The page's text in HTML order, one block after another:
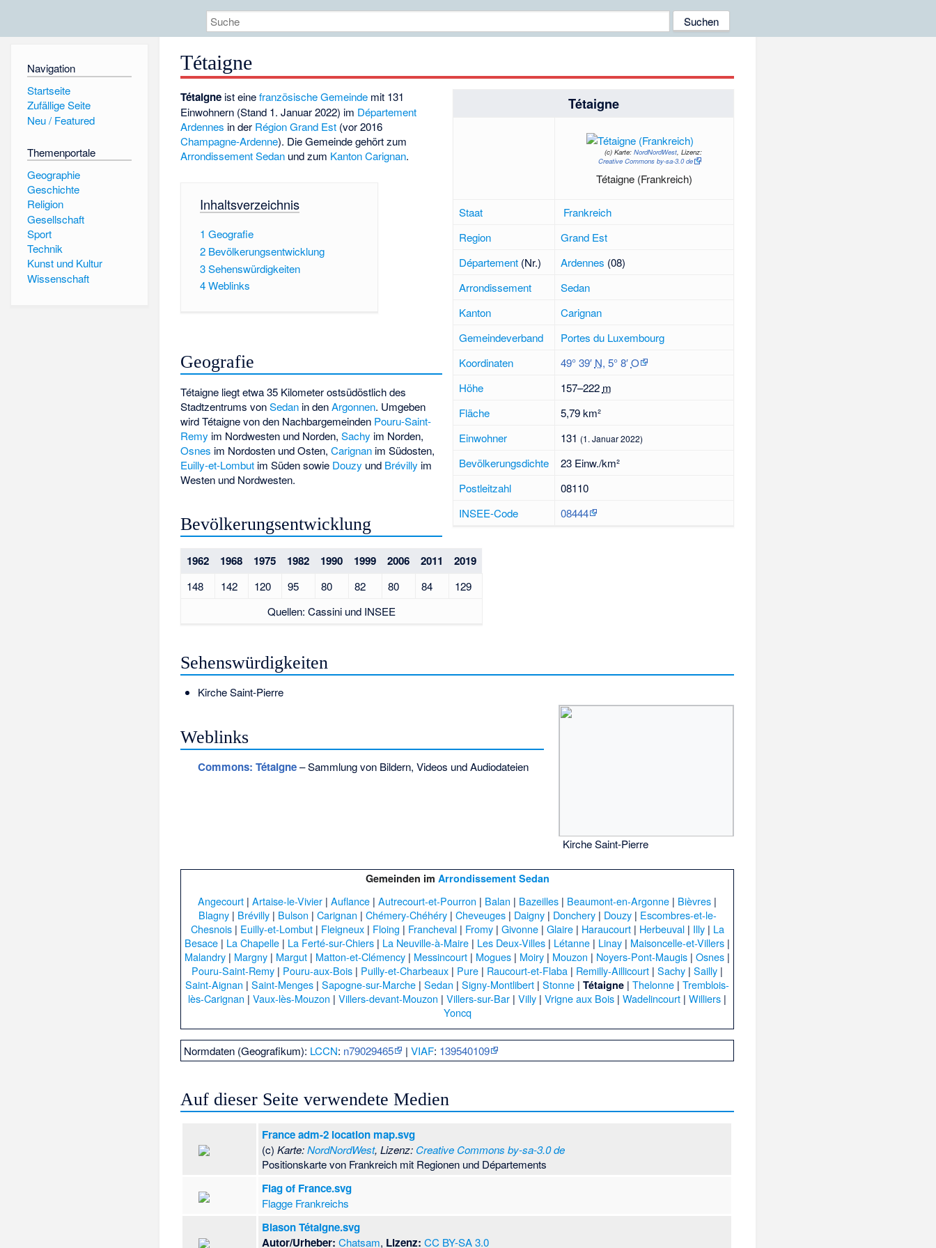
Navigation
Startseite
Zufällige Seite
Neu / Featured
Themenportale
Geographie
Geschichte
Religion
Gesellschaft
Sport
Technik
Kunst und Kultur
Wissenschaft
Tétaigne
Tétaigne
(c) Karte: NordNordWest, Lizenz:
Creative Commons by-sa-3.0 de
Tétaigne (Frankreich)
Staat
Frankreich
Region
Grand Est
Département(Nr.) Ardennes (08)
Arrondissement
Sedan
Kanton
Carignan
Gemeindeverband
Portes du Luxembourg
Koordinaten
49° 39′ N, 5° 8′O
Höhe
157–222 m
Fläche
5,79 km²
Einwohner
131 (1. Januar 2022)
Bevölkerungsdichte
23 Einw./km²
Postleitzahl
08110
INSEE-Code
08444
Tétaigne ist einefranzösische Gemeinde mit 131
Einwohnern (Stand 1. Januar 2022) im Département
Ardennes in der Région Grand Est (vor 2016
Champagne-Ardenne). Die Gemeinde gehört zum
Arrondissement Sedan und zum Kanton Carignan.
Inhaltsverzeichnis
1 Geografie
2 Bevölkerungsentwicklung
3Sehenswürdigkeiten
4Weblinks
Geografie
Tétaigne liegt etwa 35 Kilometer ostsüdöstlich des
Stadtzentrums vonSedan in denArgonnen. Umgeben
wird Tétaigne von den Nachbargemeinden Pouru-Saint-
Remy im Nordwesten und Norden,Sachy im Norden,
Osnes im Nordosten und Osten,Carignan im Südosten,
Euilly-et-Lombut im Süden sowie Douzy und Brévilly im
Westen und Nordwesten.
Bevölkerungsentwicklung
1962 1968 1975 1982 1990 1999 2006 2011 2019
148 142 120 95 80 82 80 84
129
Quellen: Cassini und INSEE
Sehenswürdigkeiten
Kirche Saint-Pierre
Kirche Saint-Pierre
Weblinks
Commons: Tétaigne– Sammlung von Bildern, Videos und Audiodateien
Gemeinden im Arrondissement Sedan
Angecourt |Artaise-le-Vivier |Auflance |Autrecourt-et-Pourron | Balan | Bazeilles | Beaumont-en-Argonne | Bièvres |
Blagny| Brévilly| Bulson | Carignan | Chémery-Chéhéry| Cheveuges| Daigny| Donchery| Douzy| Escombres-et-le-
Chesnois| Euilly-et-Lombut| Fleigneux| Floing | Francheval| Fromy| Givonne| Glaire| Haraucourt| Herbeuval| Illy| La
Besace | La Chapelle | La Ferté-sur-Chiers | La Neuville-à-Maire | Les Deux-Villes | Létanne | Linay | Maisoncelle-et-Villers |
Malandry | Margny | Margut | Matton-et-Clémency | Messincourt | Mogues | Moiry | Mouzon | Noyers-Pont-Maugis |Osnes |
Pouru-Saint-Remy | Pouru-aux-Bois | Puilly-et-Charbeaux | Pure | Raucourt-et-Flaba | Remilly-Aillicourt |Sachy |Sailly |
Saint-Aignan |Saint-Menges |Sapogne-sur-Marche |Sedan |Signy-Montlibert |Stonne |Tétaigne |Thelonne |Tremblois-
lès-Carignan |Vaux-lès-Mouzon |Villers-devant-Mouzon |Villers-sur-Bar |Villy |Vrigne aux Bois |Wadelincourt |Williers |
Yoncq
Normdaten (Geografikum): LCCN: n79029465 |VIAF: 139540109
Auf dieser Seite verwendete Medien
France adm-2 location map.svg
(c)Karte:NordNordWest, Lizenz: Creative Commons by-sa-3.0 de
Positionskarte von Frankreich mit Regionen und Départements
Flag of France.svg
Flagge Frankreichs
Blason Tétaigne.svg
Autor/Urheber: Chatsam, Lizenz: CC BY-SA 3.0